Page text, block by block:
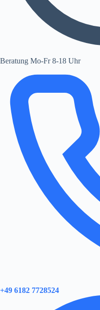
Beratung Mo-Fr 8-18 Uhr
+49 6182 7728524